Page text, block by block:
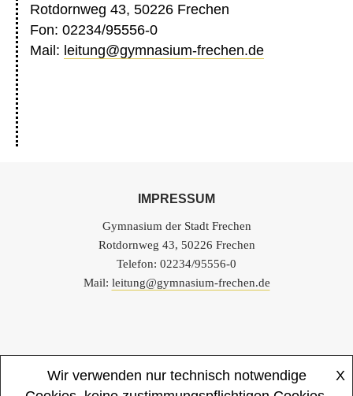
Rotdornweg 43, 50226 Frechen
Fon: 02234/95556-0
Mail: leitung@gymnasium-frechen.de
IMPRESSUM
Gymnasium der Stadt Frechen
Rotdornweg 43, 50226 Frechen
Telefon: 02234/95556-0
Mail: leitung@gymnasium-frechen.de
Startseite Impressum Datenschutzerklärung
Wir verwenden nur technisch notwendige
X